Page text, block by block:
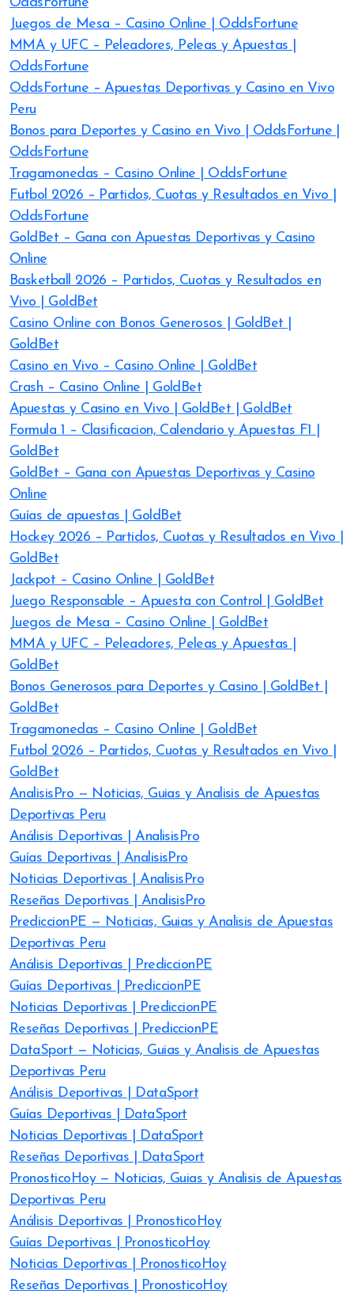
Juegos de Mesa – Casino Online | OddsFortune
MMA y UFC – Peleadores, Peleas y Apuestas |
OddsFortune
OddsFortune – Apuestas Deportivas y Casino en Vivo
Peru
Bonos para Deportes y Casino en Vivo | OddsFortune |
OddsFortune
Tragamonedas – Casino Online | OddsFortune
Futbol 2026 – Partidos, Cuotas y Resultados en Vivo |
OddsFortune
GoldBet – Gana con Apuestas Deportivas y Casino
Online
Basketball 2026 – Partidos, Cuotas y Resultados en
Vivo | GoldBet
Casino Online con Bonos Generosos | GoldBet |
GoldBet
Casino en Vivo – Casino Online | GoldBet
Crash – Casino Online | GoldBet
Apuestas y Casino en Vivo | GoldBet | GoldBet
Formula 1 – Clasificacion, Calendario y Apuestas F1 |
GoldBet
GoldBet – Gana con Apuestas Deportivas y Casino
Online
Guías de apuestas | GoldBet
Hockey 2026 – Partidos, Cuotas y Resultados en Vivo |
GoldBet
Jackpot – Casino Online | GoldBet
Juego Responsable – Apuesta con Control | GoldBet
Juegos de Mesa – Casino Online | GoldBet
MMA y UFC – Peleadores, Peleas y Apuestas |
GoldBet
Bonos Generosos para Deportes y Casino | GoldBet |
GoldBet
Tragamonedas – Casino Online | GoldBet
Futbol 2026 – Partidos, Cuotas y Resultados en Vivo |
GoldBet
AnalisisPro — Noticias, Guias y Analisis de Apuestas
Deportivas Peru
Análisis Deportivas | AnalisisPro
Guías Deportivas | AnalisisPro
Noticias Deportivas | AnalisisPro
Reseñas Deportivas | AnalisisPro
PrediccionPE — Noticias, Guias y Analisis de Apuestas
Deportivas Peru
Análisis Deportivas | PrediccionPE
Guías Deportivas | PrediccionPE
Noticias Deportivas | PrediccionPE
Reseñas Deportivas | PrediccionPE
DataSport — Noticias, Guias y Analisis de Apuestas
Deportivas Peru
Análisis Deportivas | DataSport
Guías Deportivas | DataSport
Noticias Deportivas | DataSport
Reseñas Deportivas | DataSport
PronosticoHoy — Noticias, Guias y Analisis de Apuestas
Deportivas Peru
Análisis Deportivas | PronosticoHoy
Guías Deportivas | PronosticoHoy
Noticias Deportivas | PronosticoHoy
Reseñas Deportivas | PronosticoHoy